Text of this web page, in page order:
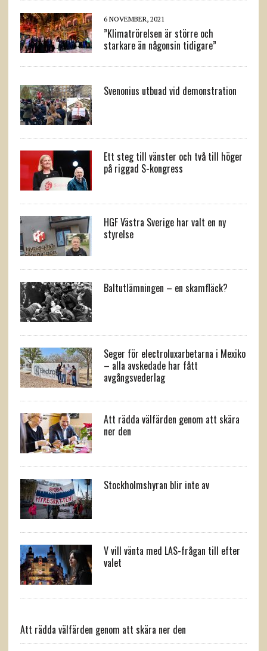
6 NOVEMBER, 2021
”Klimatrörelsen är större och
starkare än någonsin tidigare”
Svenonius utbuad vid demonstration
Ett steg till vänster och två till höger
på riggad S-kongress
HGF Västra Sverige har valt en ny
styrelse
Baltutlämningen – en skamfläck?
Seger för electroluxarbetarna i Mexiko
– alla avskedade har fått
avgångsvederlag
Att rädda välfärden genom att skära
ner den
Stockholmshyran blir inte av
V vill vänta med LAS-frågan till efter
valet
Att rädda välfärden genom att skära ner den